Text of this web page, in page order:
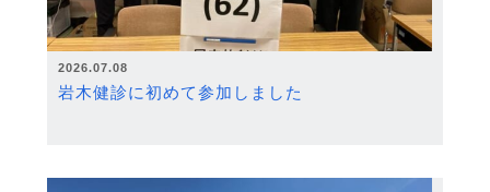
2026.07.08
岩木健診に初めて参加しました